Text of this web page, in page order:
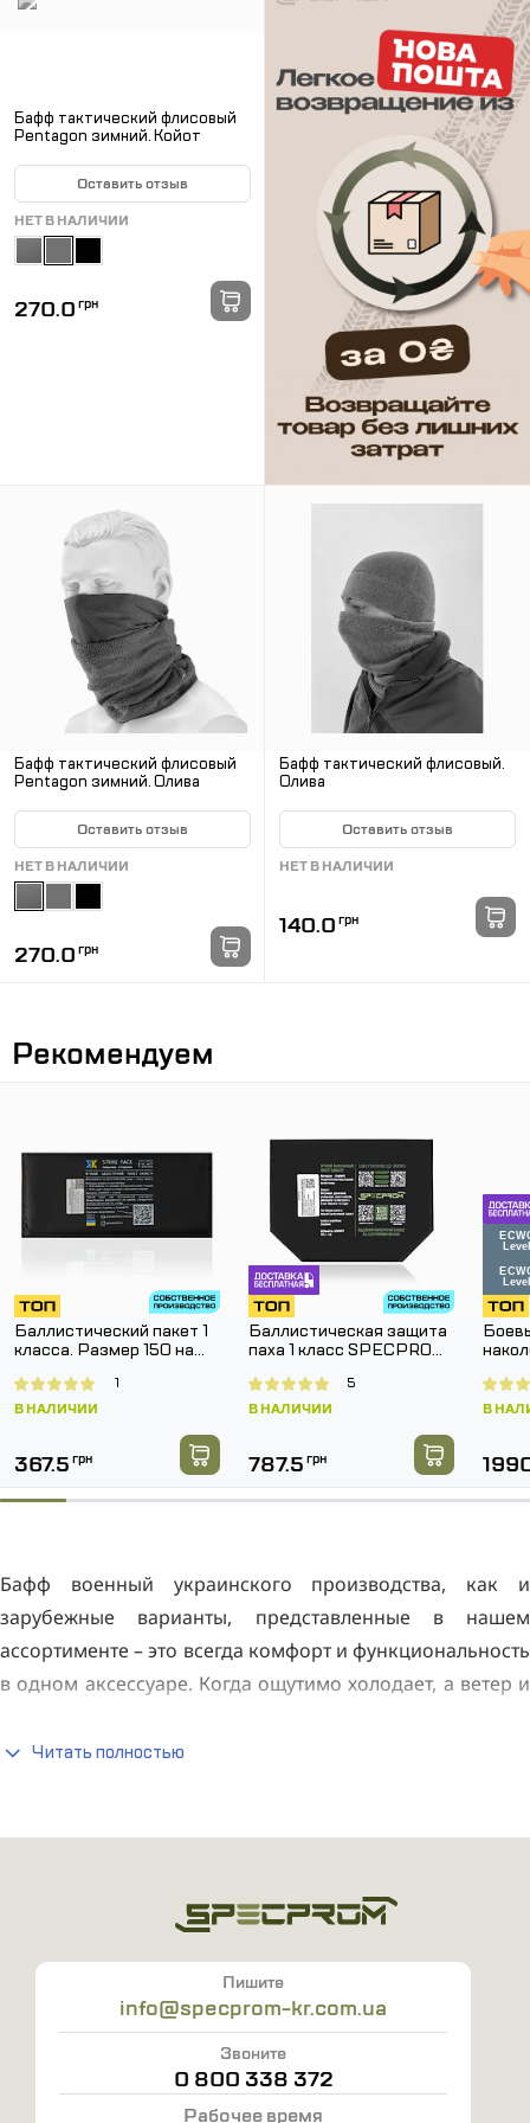
Бафф тактический флисовый
Pentagon зимний. Койот
Оставить отзыв
НЕТ В НАЛИЧИИ
270.0 грн
Бафф тактический флисовый
Pentagon зимний. Олива
Оставить отзыв
НЕТ В НАЛИЧИИ
270.0 грн
Бафф тактический флисовый.
Олива
Оставить отзыв
НЕТ В НАЛИЧИИ
140.0 грн
Рекомендуем
Баллистический пакет 1
класса. Размер 150 на
В НАЛИЧИИ
1
367.5 грн
Баллистическая защита
паха 1 класс SPECPROM.
В НАЛИЧИИ
5
787.5 грн
В
Бафф военный украинского производства, как и
зарубежные варианты, представленные в нашем
ассортименте – это всегда комфорт и функциональность
в одном аксессуаре. Когда ощутимо холодает, а ветер и
деталь вашей экипировки должна быть хорошо
украинском рынке? Именно об этом и пойдет речь
Почему стоит купить бафф зимний военный
Идеальное сочетание материалов. Создан из
материалов, которые отлично сохраняют тепло, не
допуская проникновения холода к коже. Он
Читать полностью
Пишите
info@specprom-kr.com.ua
Звоните
0 800 338 372
Рабочее время